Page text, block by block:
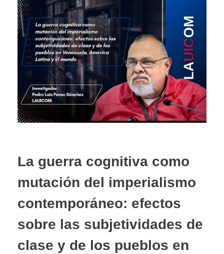
La guerra cognitiva como
mutación del imperialismo
contemporáneo: efectos
sobre las subjetividades de
clase y de los pueblos en